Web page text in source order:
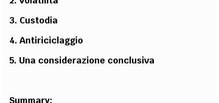
3. Custodia
4. Antiriciclaggio
5. Una considerazione conclusiva
Summary: